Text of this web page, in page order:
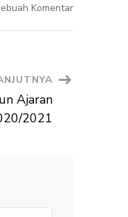
Komentarpada
Ajaran
2021